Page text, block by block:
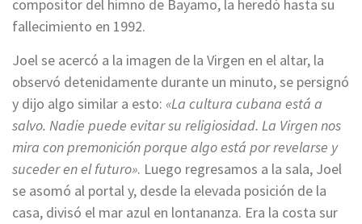
compositor del himno de Bayamo, la heredó hasta su
fallecimiento en 1992.
Joel se acercó a la imagen de la Virgen en el altar, la
observó detenidamente durante un minuto, se persignó
y dijo algo similar a esto: «La cultura cubana está a
salvo. Nadie puede evitar su religiosidad. La Virgen nos
mira con premonición porque algo está por revelarse y
suceder en el futuro». Luego regresamos a la sala, Joel
se asomó al portal y, desde la elevada posición de la
casa, divisó el mar azul en lontananza. Era la costa sur